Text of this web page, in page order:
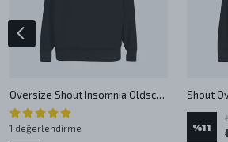
Oversize Shout Insomnia Oldschool Unisex Hoodie
1 değerlendirme %11